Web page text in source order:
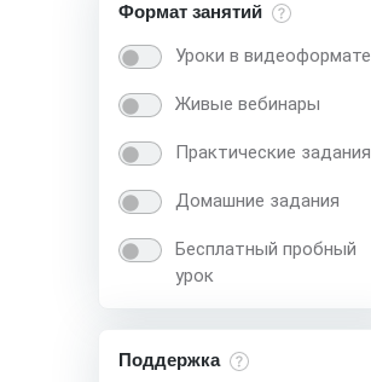
Формат занятий
Уроки в видеоформате
Живые вебинары
Практические задания
Домашние задания
Бесплатный пробный
урок
Поддержка